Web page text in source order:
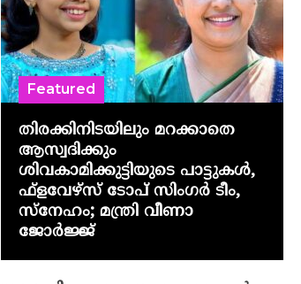
തിരക്കിനിടയിലും മറക്കാതെ
ആസ്വദിക്കും
ശിവകാമിക്കുട്ടിയുടെ പാട്ടുകൾ,
ഫ്‌ളവേഴ്‌സ് ടോപ് സിംഗർ ടീം,
സ്നേഹം; മന്ത്രി വീണാ
ജോർജ്ജ്
Featured